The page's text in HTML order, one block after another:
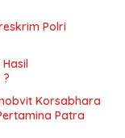
Polri
?
Korsabhara
Patra